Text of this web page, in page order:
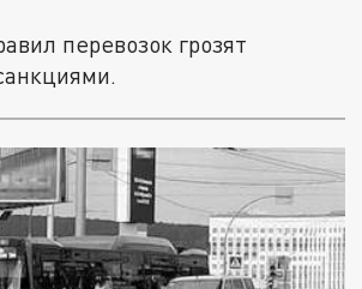
перевозок грозят